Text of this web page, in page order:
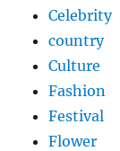
Celebrity
country
Culture
Fashion
Festival
Flower